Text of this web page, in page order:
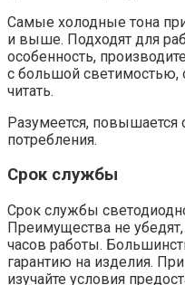
Самые холодные тона
и выше. Подходят для
особенность,
с большой светимостью,
читать.
Разумеется, повышается
потребления.
Срок службы
Срок службы
Преимущества не
часов работы.
гарантию на изделия.
изучайте условия